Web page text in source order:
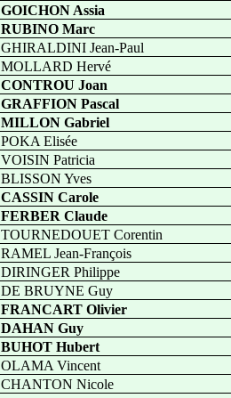
GOICHON Assia
RUBINO Marc
GHIRALDINI Jean-Paul
MOLLARD Hervé
CONTROU Joan
GRAFFION Pascal
MILLON Gabriel
POKA Elisée
VOISIN Patricia
BLISSON Yves
CASSIN Carole
FERBER Claude
TOURNEDOUET Corentin
RAMEL Jean-François
DIRINGER Philippe
DE BRUYNE Guy
FRANCART Olivier
DAHAN Guy
BUHOT Hubert
OLAMA Vincent
CHANTON Nicole